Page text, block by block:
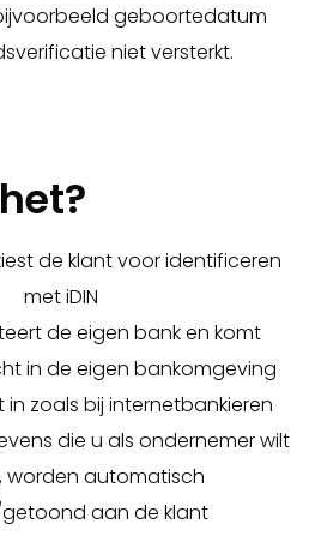
geboortedatum
niet versterkt.
de klant voor identificeren
met iDIN
de eigen bank en komt
in de eigen bankomgeving
in zoals bij internetbankieren
die u als ondernemer wilt
worden automatisch
aan de klant